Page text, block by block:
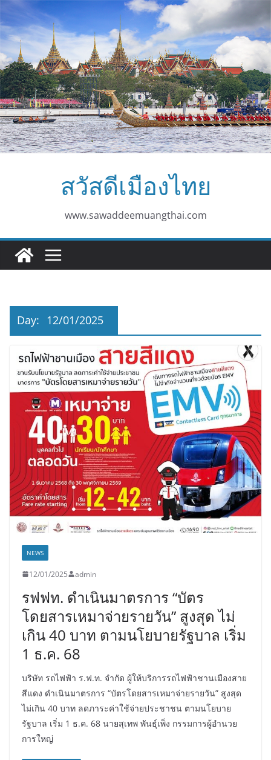
Skip
to
content
สวัสดีเมืองไทย
www.sawaddeemuangthai.com
Day: 12/01/2025
NEWS
12/01/2025 admin
รฟฟท. ดำเนินมาตรการ “บัตร
โดยสารเหมาจ่ายรายวัน” สูงสุด ไม่
เกิน 40 บาท ตามนโยบายรัฐบาล เริ่ม
1 ธ.ค. 68
บริษัท รถไฟฟ้า ร.ฟ.ท. จำกัด ผู้ให้บริการรถไฟฟ้าชานเมืองสาย
สีแดง ดำเนินมาตรการ “บัตรโดยสารเหมาจ่ายรายวัน” สูงสุด
ไม่เกิน 40 บาท ลดภาระค่าใช้จ่ายประชาชน ตามนโยบาย
รัฐบาล เริ่ม 1 ธ.ค. 68 นายสุเทพ พันธุ์เพ็ง กรรมการผู้อำนวย
การใหญ่